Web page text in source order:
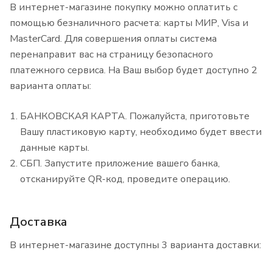
В интернет-магазине покупку можно оплатить с
помощью безналичного расчета: карты МИР, Visa и
MasterCard. Для совершения оплаты система
перенаправит вас на страницу безопасного
платежного сервиса. На Ваш выбор будет доступно 2
варианта оплаты:
БАНКОВСКАЯ КАРТА. Пожалуйста, приготовьте
Вашу пластиковую карту, необходимо будет ввести
данные карты.
СБП. Запустите приложение вашего банка,
отсканируйте QR-код, проведите операцию.
Доставка
В интернет-магазине доступны 3 варианта доставки: